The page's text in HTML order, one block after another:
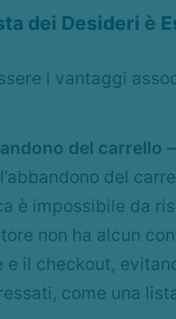
dei Desideri è
i vantaggi
del carrello –
del
è impossibile da
non ha alcun
e il checkout,
come una